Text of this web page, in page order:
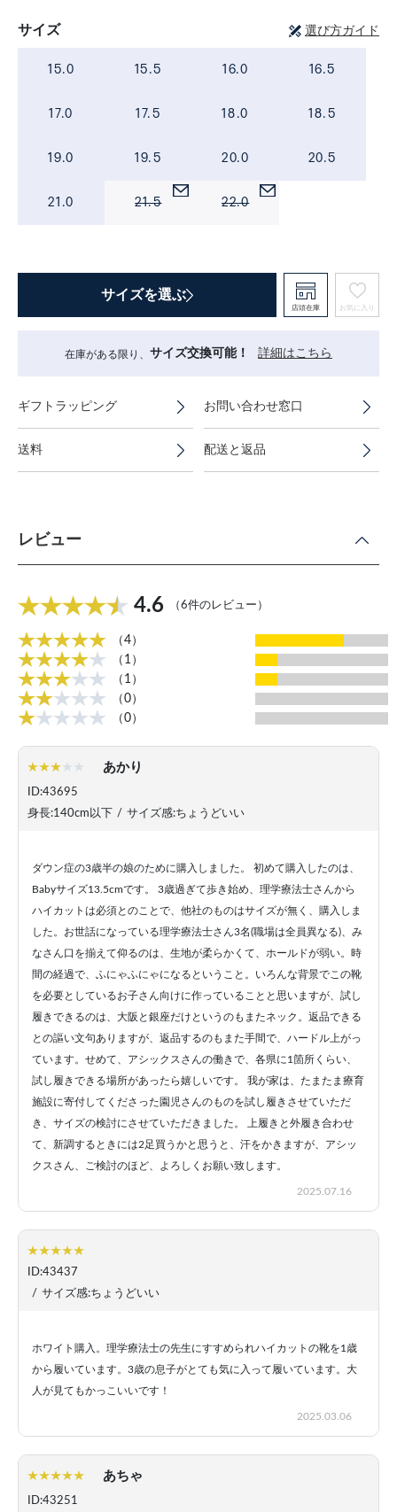
サイズ 選び方ガイド
15.0 15.5 16.0 16.5
17.0 17.5 18.0 18.5
19.0 19.5 20.0 20.5
21.0 21.5 22.0
サイズを選ぶ
店頭在庫 お気に入り
在庫がある限り、 サイズ交換可能！ 詳細はこちら
ギフトラッピング お問い合わせ窓口
送料 配送と返品
レビュー
4.6 （6件のレビュー）
（4）
（1）
（1）
（0）
（0）
あかり
ID:43695
身長:140cm以下 / サイズ感:ちょうどいい
ダウン症の3歳半の娘のために購入しました。 初めて購入したのは、
Babyサイズ13.5cmです。 3歳過ぎて歩き始め、理学療法士さんから
ハイカットは必須とのことで、他社のものはサイズが無く、購入しま
した。お世話になっている理学療法士さん3名(職場は全員異なる)、み
なさん口を揃えて仰るのは、生地が柔らかくて、ホールドが弱い。時
間の経過で、ふにゃふにゃになるということ。いろんな背景でこの靴
を必要としているお子さん向けに作っていることと思いますが、試し
履きできるのは、大阪と銀座だけというのもまたネック。返品できる
との謳い文句ありますが、返品するのもまた手間で、ハードル上がっ
ています。せめて、アシックスさんの働きで、各県に1箇所くらい、
試し履きできる場所があったら嬉しいです。 我が家は、たまたま療育
施設に寄付してくださった園児さんのものを試し履きさせていただ
き、サイズの検討にさせていただきました。 上履きと外履き合わせ
て、新調するときには2足買うかと思うと、汗をかきますが、アシッ
クスさん、ご検討のほど、よろしくお願い致します。
2025.07.16
ID:43437
/ サイズ感:ちょうどいい
ホワイト購入。理学療法士の先生にすすめられハイカットの靴を1歳
から履いています。3歳の息子がとても気に入って履いています。大
人が見てもかっこいいです！
2025.03.06
あちゃ
ID:43251